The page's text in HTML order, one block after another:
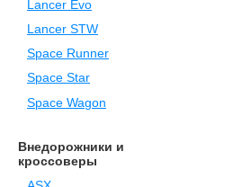
Lancer Evo
Lancer STW
Space Runner
Space Star
Space Wagon
Внедорожники и
кроссоверы